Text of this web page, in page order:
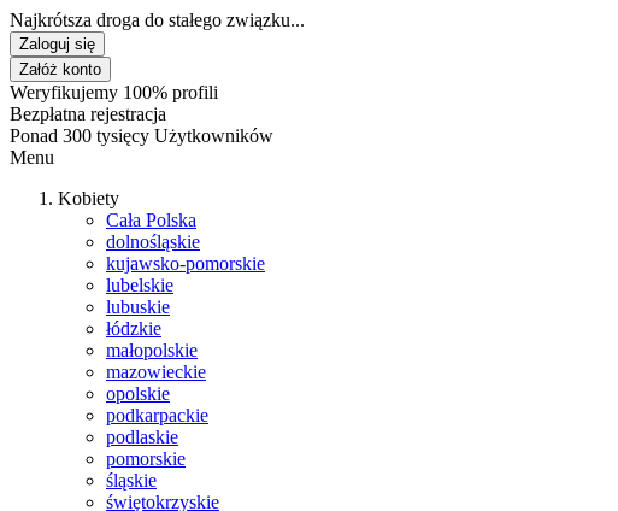
Najkrótsza droga do stałego związku...
Zaloguj się
Załóż konto
Weryfikujemy 100% profili
Bezpłatna rejestracja
Ponad 300 tysięcy Użytkowników
Menu
Kobiety
Cała Polska
dolnośląskie
kujawsko-pomorskie
lubelskie
lubuskie
łódzkie
małopolskie
mazowieckie
opolskie
podkarpackie
podlaskie
pomorskie
śląskie
świętokrzyskie